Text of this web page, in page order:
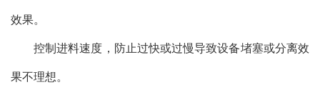
效果。
控制进料速度，防止过快或过慢导致设备堵塞或分离效
果不理想。